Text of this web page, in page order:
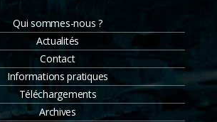
Qui sommes-nous ?
Actualités
Contact
Informations pratiques
Téléchargements
Archives